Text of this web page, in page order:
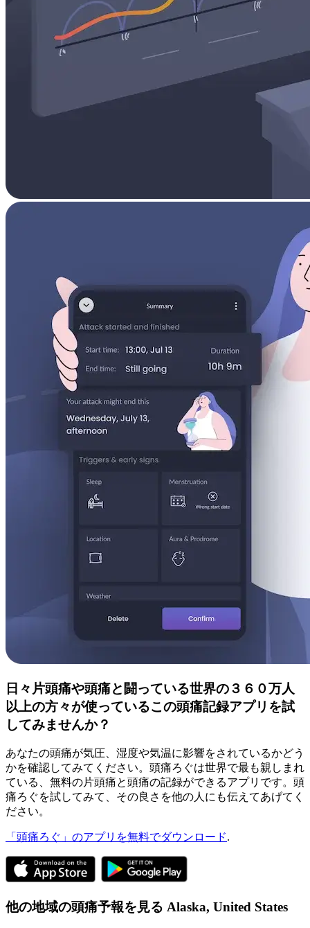
日々片頭痛や頭痛と闘っている世界の３６０万人
以上の方々が使っているこの頭痛記録アプリを試
してみませんか？
あなたの頭痛が気圧、湿度や気温に影響をされているかどう
かを確認してみてください。頭痛ろぐは世界で最も親しまれ
ている、無料の片頭痛と頭痛の記録ができるアプリです。頭
痛ろぐを試してみて、その良さを他の人にも伝えてあげてく
ださい。
「頭痛ろぐ」のアプリを無料でダウンロード.
他の地域の頭痛予報を見る Alaska, United States